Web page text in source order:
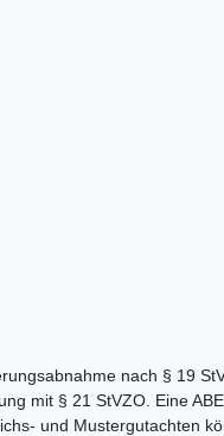
nach § 19
mit § 21 StVZO. Eine
und Mustergutachten